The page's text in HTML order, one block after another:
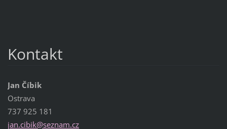
Kontakt
Jan Číbik
Ostrava
737 925 181
jan.cibik@seznam.cz